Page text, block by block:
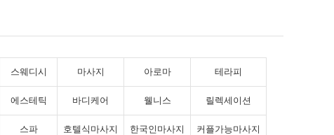
스웨디시 마사지 아로마 테라피
에스테틱 바디케어 웰니스 릴렉세이션
스파 호텔식마사지 한국인마사지 커플가능마사지